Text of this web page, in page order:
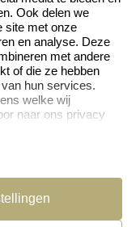
opnemen
vragen
Ook delen we
site met onze
en analyse. Deze
met andere
of die ze hebben
hun services.
welke wij
naar ons privacy